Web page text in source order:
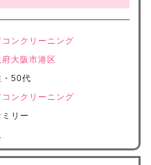
コンクリーニング
府大阪市港区
・50代
コンクリーニング
ミリー